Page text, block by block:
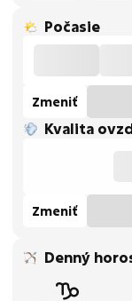
Počasie
Zmeniť
Kvalita
Zmeniť
Denný